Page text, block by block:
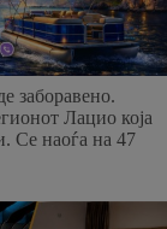
заборавено.
Лацио која
Се наоѓа на 47